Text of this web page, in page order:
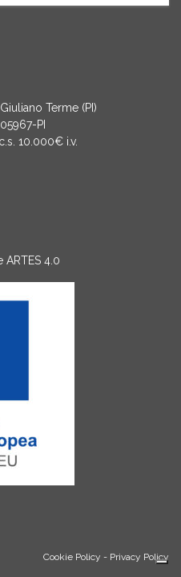
Terme (PI)
PI
10.000€ i.v.
4.0
Cookie Policy - Privacy Policy